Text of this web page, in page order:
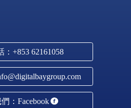
：+853 62161058
：Facebook